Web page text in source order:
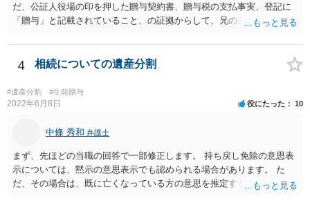
だ、公証人役場の印を押した贈与契約書、贈与税の支払事実、登記に
「贈与」と記載されていること、の証拠からして、兄の主張は通らな
わなければ、遺産分割調停を申し立てて進めるのがベターのような気
がしますね。
4 相続についての遺産分割
#遺産分割 #生前贈与
2022年6月8日 役にたった 10
中條 秀和 弁護士
まず、先ほどの当職の回答で一部修正します。 持ち戻し免除の意思表
示については、黙示の意思表示でも認められる場合があります。 た
だ、その場合は、既に亡くなっている方の意思を推定することになり